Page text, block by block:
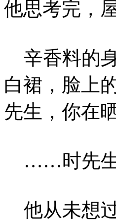
他思考完，
辛香料的
白裙，脸上
先生，你在
……时先生
他从未想